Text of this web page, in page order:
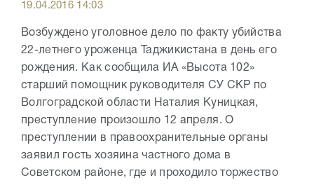
19.04.2016 14:03
Возбуждено уголовное дело по факту убийства
22-летнего уроженца Таджикистана в день его
рождения. Как сообщила ИА «Высота 102»
старший помощник руководителя СУ СКР по
Волгоградской области Наталия Куницкая,
преступление произошло 12 апреля. О
преступлении в правоохранительные органы
заявил гость хозяина частного дома в
Советском районе, где и проходило торжество